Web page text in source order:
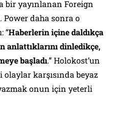
bir yayınlanan Foreign
Power daha sonra o
“Haberlerin içine daldıkça
anlattıklarını dinledikçe,
başladı.” Holokost’un
karşısında beyaz
onun için yeterli